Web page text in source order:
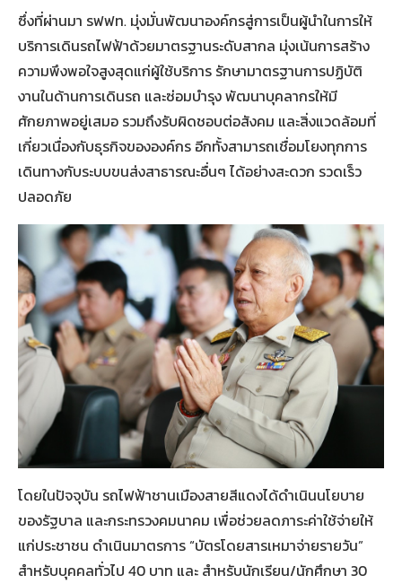
ซึ่งที่ผ่านมา รฟฟท. มุ่งมั่นพัฒนาองค์กรสู่การเป็นผู้นำในการให้
บริการเดินรถไฟฟ้าด้วยมาตรฐานระดับสากล มุ่งเน้นการสร้าง
ความพึงพอใจสูงสุดแก่ผู้ใช้บริการ รักษามาตรฐานการปฏิบัติ
งานในด้านการเดินรถ และซ่อมบำรุง พัฒนาบุคลากรให้มี
ศักยภาพอยู่เสมอ รวมถึงรับผิดชอบต่อสังคม และสิ่งแวดล้อมที่
เกี่ยวเนื่องกับธุรกิจขององค์กร อีกทั้งสามารถเชื่อมโยงทุกการ
เดินทางกับระบบขนส่งสาธารณะอื่นๆ ได้อย่างสะดวก รวดเร็ว
ปลอดภัย
โดยในปัจจุบัน รถไฟฟ้าชานเมืองสายสีแดงได้ดำเนินนโยบาย
ของรัฐบาล และกระทรวงคมนาคม เพื่อช่วยลดภาระค่าใช้จ่ายให้
แก่ประชาชน ดำเนินมาตรการ “บัตรโดยสารเหมาจ่ายรายวัน”
สำหรับบุคคลทั่วไป 40 บาท และ สำหรับนักเรียน/นักศึกษา 30